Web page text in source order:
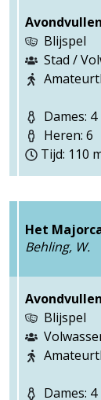
Blijspel
Stad /
Dames: 4
Heren: 6
Tijd: 110
Het
Behling, W.
Blijspel
Dames: 4